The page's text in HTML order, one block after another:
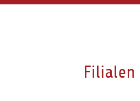
Filialen